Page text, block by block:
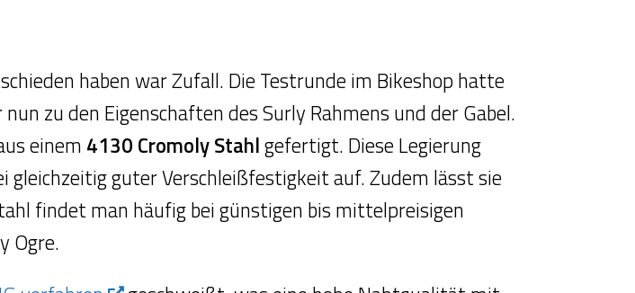
haben war Zufall. Die Testrunde im Bikeshop hatte
zu den Eigenschaften des Surly Rahmens und der Gabel.
einem 4130 Cromoly Stahlgefertigt. Diese Legierung
guter Verschleißfestigkeit auf. Zudem lässt sie
findet man häufig bei günstigen bis mittelpreisigen
Ogre.